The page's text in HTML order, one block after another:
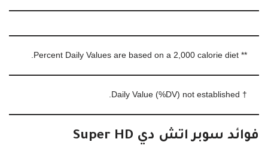
** Percent Daily Values are based on a 2,000 calorie diet.
† Daily Value (%DV) not established.
فوائد سوبر اتش دي Super HD